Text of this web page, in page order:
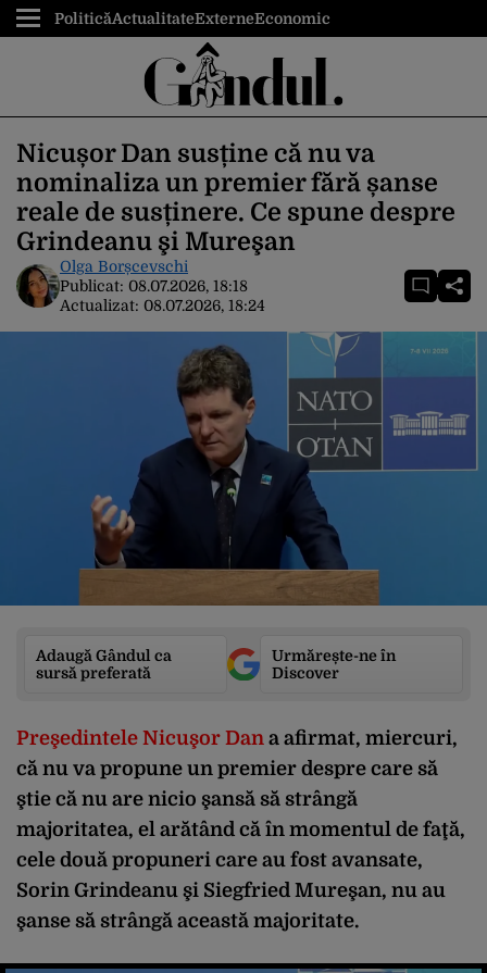
PoliticăActualitateExterneEconomic
Nicușor Dan susține că nu va
nominaliza un premier fără șanse
reale de susținere. Ce spune despre
Grindeanu şi Mureşan
Olga Borșcevschi
Publicat: 08.07.2026, 18:18
Actualizat: 08.07.2026, 18:24
Adaugă Gândul ca
sursă preferată
Urmărește-ne în
Discover
Preşedintele Nicuşor Dan a afirmat, miercuri,
că nu va propune un premier despre care să
ştie că nu are nicio şansă să strângă
majoritatea, el arătând că în momentul de faţă,
cele două propuneri care au fost avansate,
Sorin Grindeanu şi Siegfried Mureşan, nu au
şanse să strângă această majoritate.